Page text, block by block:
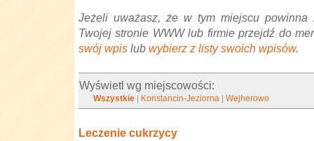
Jeżeli uważasz, że w tym miejscu powinna
Twojej stronie WWW lub firmie przejdź do
swój wpis lub wybierz z listy swoich wpisów.
Wyświetl wg miejscowości:
Wszystkie Konstancin-Jeziorna |Wejherowo
Leczenie cukrzycy